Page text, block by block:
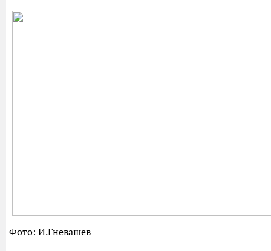
Фото: И.Гневашев